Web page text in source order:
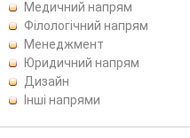
Медичний напрям
Філологічний напрям
Менеджмент
Юридичний напрям
Дизайн
Інші напрями